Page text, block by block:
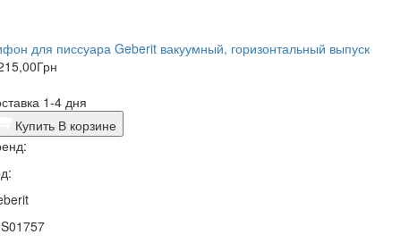
для писсуара Geberit вакуумный, горизонтальный выпуск
Грн
1-4 дня
Купить В корзине